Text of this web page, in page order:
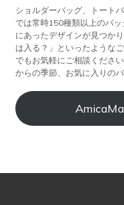
ショルダーバッグ、トート
では常時150種類以上のバ
にあったデザインが見つか
は入る？」といったような
でもお気軽にご相談くださ
からの季節、お気に入りの